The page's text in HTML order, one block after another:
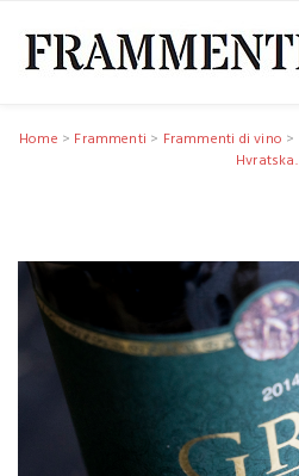
Home > Frammenti > Frammenti di vino >
Hvratska.